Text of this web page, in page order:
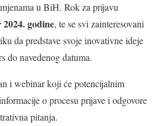
u BiH. Rok za prijavu
godine, te se svi zainteresovani
da predstave svoje inovativne ideje
do navedenog datuma.
i webinar koji će potencijalnim
o procesu prijave i odgovore
pitanja.